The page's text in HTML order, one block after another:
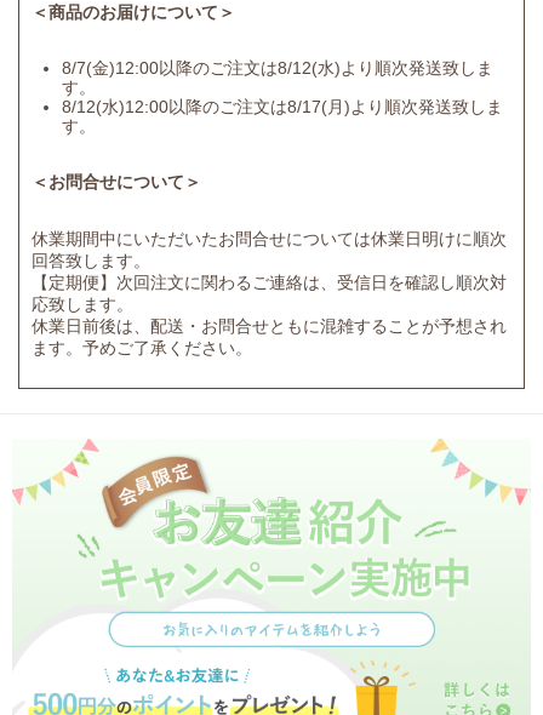
＜商品のお届けについて＞
8/7(金)12:00以降のご注文は8/12(水)より順次発送致しま
す。
8/12(水)12:00以降のご注文は8/17(月)より順次発送致しま
す。
＜お問合せについて＞
休業期間中にいただいたお問合せについては休業日明けに順次
回答致します。
【定期便】次回注文に関わるご連絡は、受信日を確認し順次対
応致します。
休業日前後は、配送・お問合せともに混雑することが予想され
ます。予めご了承ください。